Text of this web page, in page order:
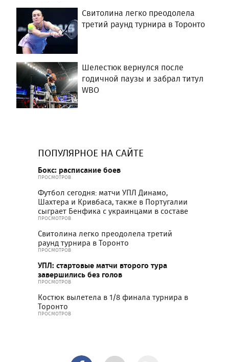
Свитолина легко преодолела
третий раунд турнира в Торонто
Шелестюк вернулся после
годичной паузы и забрал титул
WBO
ПОПУЛЯРНОЕ НА САЙТЕ
Бокс: расписание боев
ПРОСМОТРОВ
Футбол сегодня: матчи УПЛ Динамо,
Шахтера и Кривбаса, также в Португалии
сыграет Бенфика с украинцами в составе
ПРОСМОТРОВ
Свитолина легко преодолела третий
раунд турнира в Торонто
ПРОСМОТРОВ
УПЛ: стартовые матчи второго тура
завершились без голов
ПРОСМОТРОВ
Костюк вылетела в 1/8 финала турнира в
Торонто
ПРОСМОТРОВ